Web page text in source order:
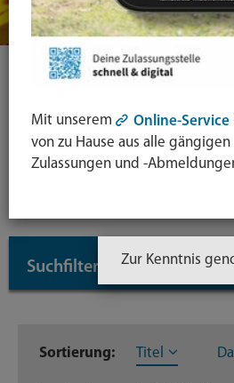
Ihre Suche
Suche in leichter Sprache
Suchfilter
Dateien
Sortierung: Titel
Mit unserem Online-Service
von zu Hause aus alle gängigen
Zulassungen und -
Zur Kenntnis